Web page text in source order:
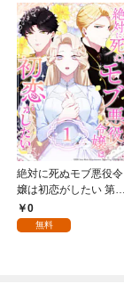
絶対に死ぬモブ悪役令
嬢は初恋がしたい 第1
話0
無料